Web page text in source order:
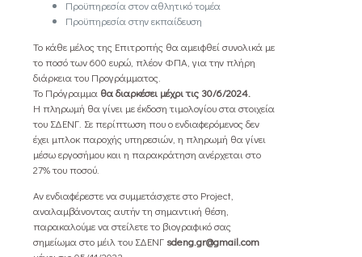
Προϋπηρεσία στον αθλητικό τομέα
Προϋπηρεσία στην εκπαίδευση
Το κάθε μέλος της Επιτροπής θα αμειφθεί συνολικά με
το ποσό των 600 ευρώ, πλέον ΦΠΑ, για την πλήρη
διάρκεια του Προγράμματος.
Το Πρόγραμμα θα διαρκέσει μέχρι τις 30/6/2024.
Η πληρωμή θα γίνει με έκδοση τιμολογίου στα στοιχεία
του ΣΔΕΝΓ. Σε περίπτωση που ο ενδιαφερόμενος δεν
έχει μπλοκ παροχής υπηρεσιών, η πληρωμή θα γίνει
μέσω εργοσήμου και η παρακράτηση ανέρχεται στο
27% του ποσού.
Αν ενδιαφέρεστε να συμμετάσχετε στο Project,
αναλαμβάνοντας αυτήν τη σημαντική θέση,
παρακαλούμε να στείλετε το βιογραφικό σας
σημείωμα στο μέιλ του ΣΔΕΝΓ sdeng.gr@gmail.com